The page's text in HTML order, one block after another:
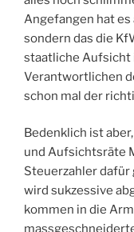
Angefangen hat
sondern das die
staatliche Aufsicht
Verantwortlichen
schon mal der
Bedenklich ist
und Aufsichtsräte
Steuerzahler dafür
wird sukzessive
kommen in die